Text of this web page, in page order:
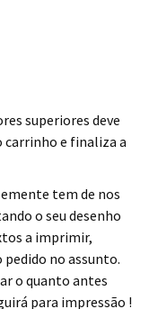
superiores deve
carrinho e finaliza a
tem de nos
o seu desenho
a imprimir,
no assunto.
o quanto antes
para impressão !